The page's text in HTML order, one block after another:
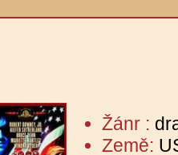
Žánr :
Země: